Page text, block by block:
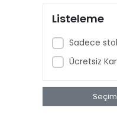
Altın - Mavi
Listeleme
Sadece
Ücretsiz